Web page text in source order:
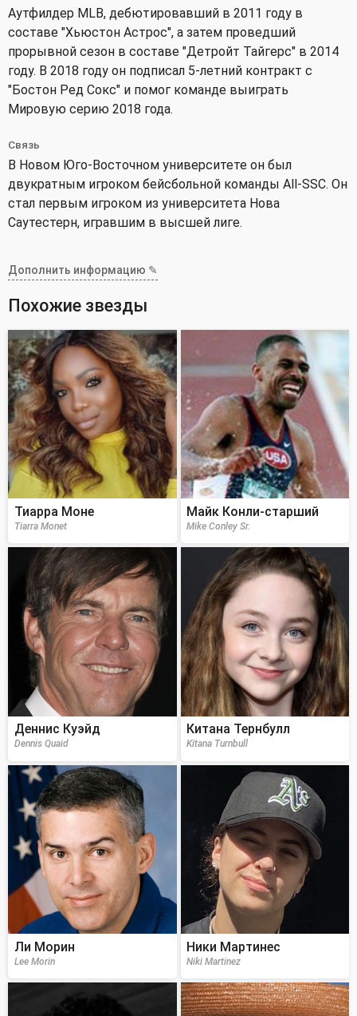
Аутфилдер MLB, дебютировавший в 2011 году в
составе "Хьюстон Астрос", а затем проведший
прорывной сезон в составе "Детройт Тайгерс" в 2014
году. В 2018 году он подписал 5-летний контракт с
"Бостон Ред Сокс" и помог команде выиграть
Мировую серию 2018 года.
Связь
В Новом Юго-Восточном университете он был
двукратным игроком бейсбольной команды All-SSC. Он
стал первым игроком из университета Нова
Саутестерн, игравшим в высшей лиге.
Дополнить информацию ✎
Похожие звезды
Тиарра Моне
Tiarra Monet
Майк Конли-старший
Mike Conley Sr.
Деннис Куэйд
Dennis Quaid
Китана Тернбулл
Kitana Turnbull
Ли Морин
Lee Morin
Ники Мартинес
Niki Martinez